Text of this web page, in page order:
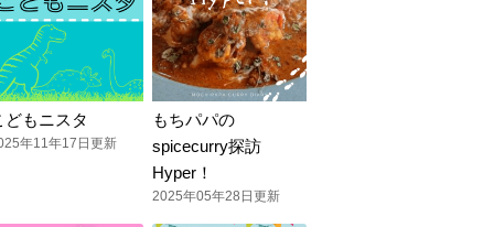
どもニスタ
年11年17日更新
もちパパの
spicecurry探訪
Hyper！
2025年05年28日更新